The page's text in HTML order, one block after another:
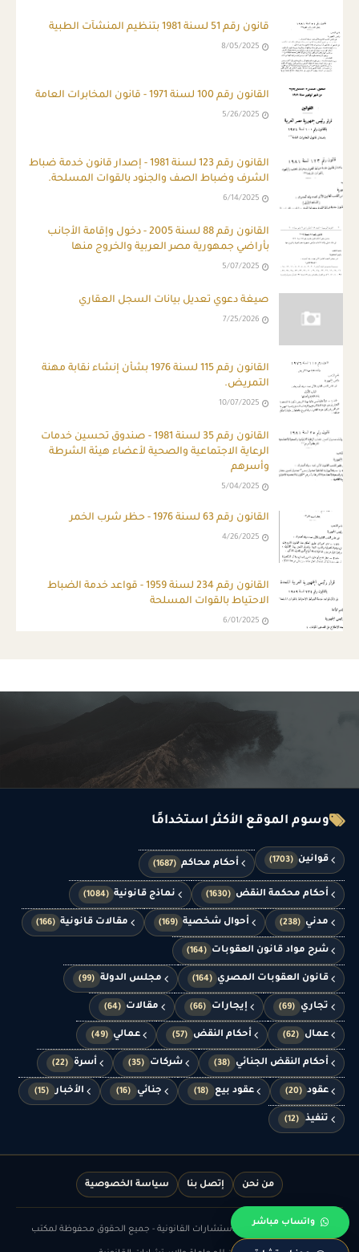
واتساب مباشر
قانون رقم 51 لسنة 1981 بتنظيم المنشآت الطبية
8/05/2025
القانون رقم 100 لسنة 1971 - قانون المخابرات العامة
5/26/2025
ِالقانون رقم 123 لسنة 1981 - إصدار قانون خدمة ضباط
الشرف وضباط الصف والجنود بالقوات المسلحة.
6/14/2025
القانون رقم 88 لسنة 2005 - دخول وإقامة الأجانب
بأراضي جمهورية مصر العربية والخروج منها
5/07/2025
صيغة دعوي تعديل بيانات السجل العقاري
7/25/2026
القانون رقم 115 لسنة 1976 بشأن إنشاء نقابة مهنة
التمريض.
10/07/2025
القانون رقم 35 لسنة 1981 - صندوق تحسين خدمات
الرعاية الاجتماعية والصحية لأعضاء هيئة الشرطة
وأسرهم
5/04/2025
القانون رقم 63 لسنة 1976 - حظر شرب الخمر
4/26/2025
القانون رقم 234 لسنة 1959 - قواعد خدمة الضباط
الاحتياط بالقوات المسلحة
6/01/2025
وسوم الموقع الأكثر استخدامًا
قوانين (1703) أحكام محاكم (1687)
أحكام محكمة النقض (1630) نماذج قانونية (1084)
مدني (238) أحوال شخصية (169) مقالات قانونية (166)
شرح مواد قانون العقوبات (164)
قانون العقوبات المصري (164) مجلس الدولة (99)
تجاري (69) إيجارات (66) مقالات (64)
عمال (62) أحكام النقض (57) عمالي (49)
أحكام النقض الجنائي (38) شركات (35) أسرة (22)
عقود (20) عقود بيع (18) جنائي (16) الأخبار (15)
تنفيذ (12)
من نحن إتصل بنا سياسة الخصوصية
© الدهشان للمحاماة والاستشارات القانونية - جميع الحقوق محفوظة لمكتب